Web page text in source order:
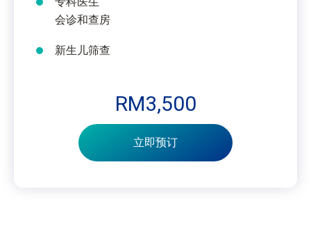
RM3,500
立即预订
会诊和查房
新生儿筛查